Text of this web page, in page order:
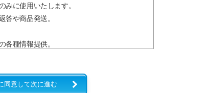
みに使用いたします。
や商品発送。
種情報提供。
除き第三者に提供することはありません。
同意して次に進む